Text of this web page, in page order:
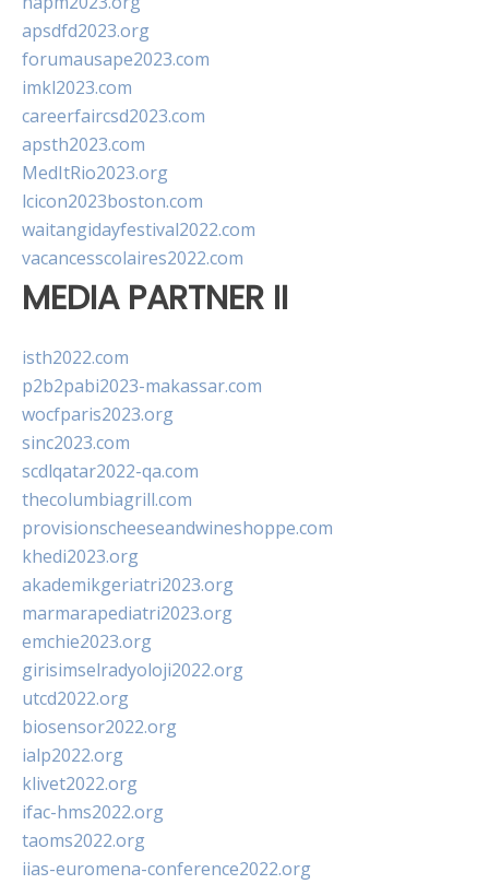
apsdfd2023.org
forumausape2023.com
imkl2023.com
careerfaircsd2023.com
apsth2023.com
MedItRio2023.org
lcicon2023boston.com
waitangidayfestival2022.com
vacancesscolaires2022.com
MEDIA PARTNER II
isth2022.com
p2b2pabi2023-makassar.com
wocfparis2023.org
sinc2023.com
scdlqatar2022-qa.com
thecolumbiagrill.com
provisionscheeseandwineshoppe.com
khedi2023.org
akademikgeriatri2023.org
marmarapediatri2023.org
emchie2023.org
girisimselradyoloji2022.org
utcd2022.org
biosensor2022.org
ialp2022.org
klivet2022.org
ifac-hms2022.org
taoms2022.org
iias-euromena-conference2022.org